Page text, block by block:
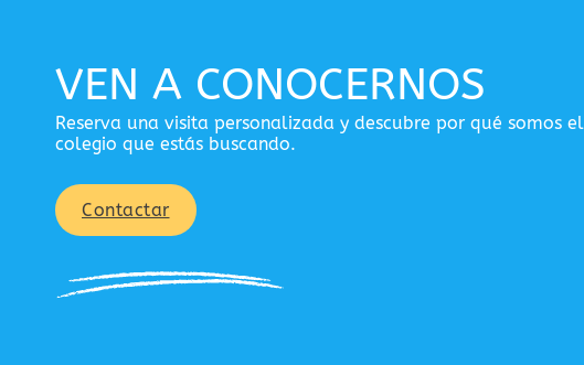
VEN A CONOCERNOS
Reserva una visita personalizada y descubre por qué somos el
colegio que estás buscando.
Contactar